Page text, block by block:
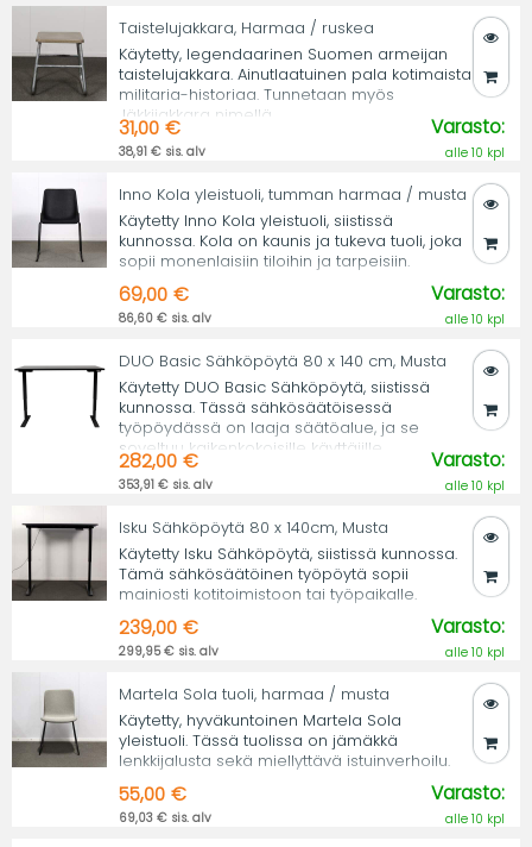
Taistelujakkara, Harmaa / ruskea
Käytetty, legendaarinen Suomen armeijan
taistelujakkara. Ainutlaatuinen pala kotimaista
militaria-historiaa. Tunnetaan myös
Jäkkijakkara nimellä.
31,00 €
38,91 € sis. alv
Varasto:
alle 10 kpl
Inno Kola yleistuoli, tumman harmaa / musta
Käytetty Inno Kola yleistuoli, siistissä
kunnossa. Kola on kaunis ja tukeva tuoli, joka
sopii monenlaisiin tiloihin ja tarpeisiin.
69,00 €
86,60 € sis. alv
Varasto:
alle 10 kpl
DUO Basic Sähköpöytä 80 x 140 cm, Musta
Käytetty DUO Basic Sähköpöytä, siistissä
kunnossa. Tässä sähkösäätöisessä
työpöydässä on laaja säätöalue, ja se
soveltuu kaikenkokoisille käyttäjille.
282,00 €
353,91 € sis. alv
Varasto:
alle 10 kpl
Isku Sähköpöytä 80 x 140cm, Musta
Käytetty Isku Sähköpöytä, siistissä kunnossa.
Tämä sähkösäätöinen työpöytä sopii
mainiosti kotitoimistoon tai työpaikalle.
239,00 €
299,95 € sis. alv
Varasto:
alle 10 kpl
Martela Sola tuoli, harmaa / musta
Käytetty, hyväkuntoinen Martela Sola
yleistuoli. Tässä tuolissa on jämäkkä
lenkkijalusta sekä miellyttävä istuinverhoilu.
55,00 €
69,03 € sis. alv
Varasto:
alle 10 kpl